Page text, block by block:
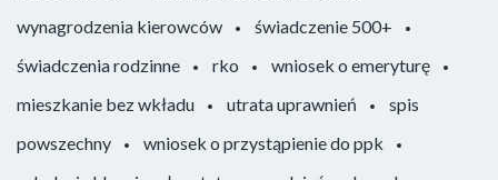
wynagrodzenia kierowców
świadczenie 500+
świadczenia rodzinne
rko
wniosek o emeryturę
mieszkanie bez wkładu
utrata uprawnień
spis
powszechny
wniosek o przystąpienie do ppk